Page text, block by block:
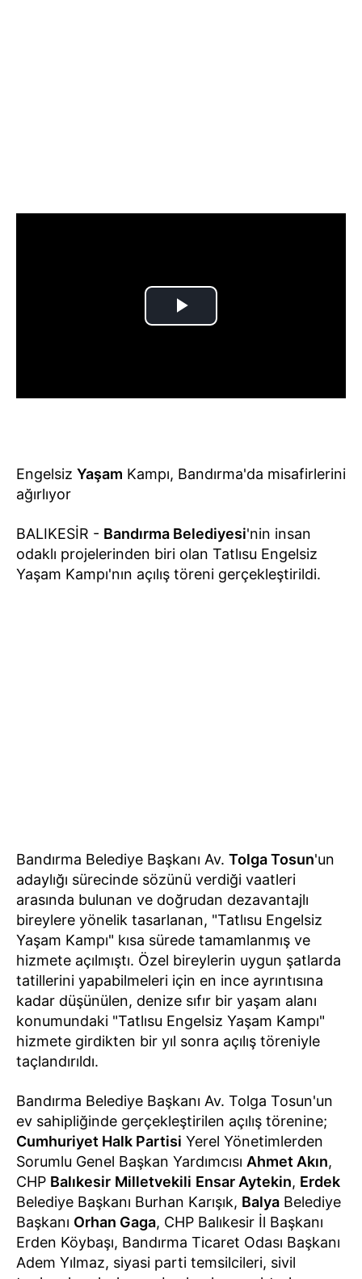
Engelsiz Yaşam Kampı, Bandırma'da misafirlerini
ağırlıyor
BALIKESİR - Bandırma Belediyesi'nin insan
odaklı projelerinden biri olan Tatlısu Engelsiz
Yaşam Kampı'nın açılış töreni gerçekleştirildi.
Bandırma Belediye Başkanı Av. Tolga Tosun'un
adaylığı sürecinde sözünü verdiği vaatleri
arasında bulunan ve doğrudan dezavantajlı
bireylere yönelik tasarlanan, "Tatlısu Engelsiz
Yaşam Kampı" kısa sürede tamamlanmış ve
hizmete açılmıştı. Özel bireylerin uygun şatlarda
tatillerini yapabilmeleri için en ince ayrıntısına
kadar düşünülen, denize sıfır bir yaşam alanı
konumundaki "Tatlısu Engelsiz Yaşam Kampı"
hizmete girdikten bir yıl sonra açılış töreniyle
taçlandırıldı.
Bandırma Belediye Başkanı Av. Tolga Tosun'un
ev sahipliğinde gerçekleştirilen açılış törenine;
Cumhuriyet Halk Partisi Yerel Yönetimlerden
Sorumlu Genel Başkan Yardımcısı Ahmet Akın,
CHP Balıkesir Milletvekili Ensar Aytekin, Erdek
Belediye Başkanı Burhan Karışık, Balya Belediye
Başkanı Orhan Gaga, CHP Balıkesir İl Başkanı
Erden Köybaşı, Bandırma Ticaret Odası Başkanı
Adem Yılmaz, siyasi parti temsilcileri, sivil